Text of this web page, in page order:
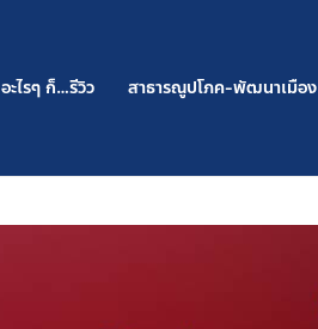
อะไรๆ ก็…รีวิว สาธารณูปโภค-พัฒนาเมือง